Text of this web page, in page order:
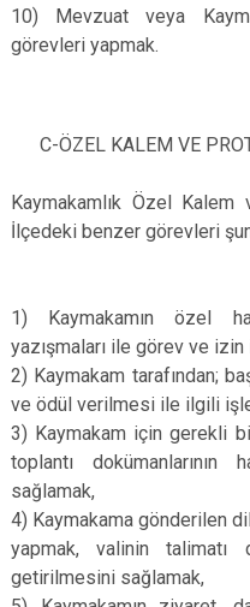
10) Mevzuat veya
görevleri yapmak.
C-ÖZEL KALEM VE
Kaymakamlık Özel
İlçedeki benzer görevleri
1) Kaymakamın özel
yazışmaları ile görev ve
2) Kaymakam tarafından;
ve ödül verilmesi ile ilgili
3) Kaymakam için gerekli
toplantı dokümanlarının
sağlamak,
4) Kaymakama gönderilen
yapmak, valinin talimatı
getirilmesini sağlamak,